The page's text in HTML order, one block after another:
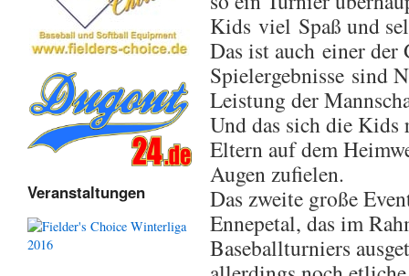
Kids viel Spaß und
Das ist auch einer
Spielergebnisse sind
Leistung der
Und das sich die Kids
Eltern auf dem
Augen zufielen.
Das zweite große
Ennepetal, das im
Baseballturniers
Veranstaltungen